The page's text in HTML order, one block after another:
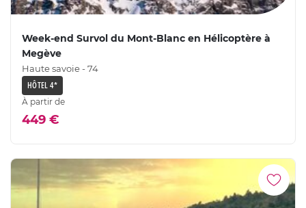
Week-end Survol du Mont-Blanc en Hélicoptère à
Megève
Haute savoie - 74
HÔTEL 4*
À partir de
449 €